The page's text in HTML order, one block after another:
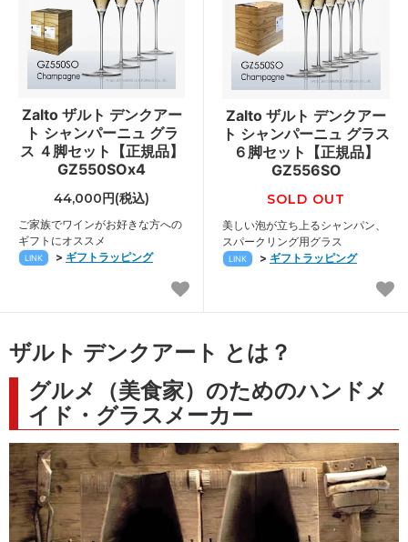
Zalto ザルト デンクアー
ト シャンパーニュ グラ
ス ４脚セット【正規品】
GZ550SOx4
44,000円(税込)
ご家族でワインがお好きな方への
ギフトにオススメ
LINK > ギフトラッピング
Zalto ザルト デンクアー
ト シャンパーニュ グラス
６脚セット【正規品】
GZ556SO
SOLD OUT
美しい泡が立ち上るシャンパン、
スパークリング用グラス
LINK > ギフトラッピング
ザルト デンクアート とは？
グルメ（美食家）のためのハンドメ
イド・グラスメーカー